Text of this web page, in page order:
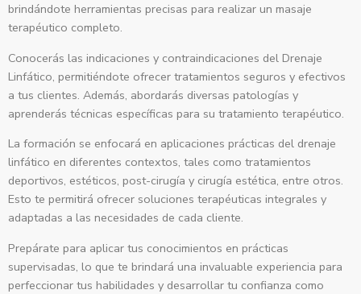
brindándote herramientas precisas para realizar un masaje
terapéutico completo.
Conocerás las indicaciones y contraindicaciones del Drenaje
Linfático, permitiéndote ofrecer tratamientos seguros y efectivos
a tus clientes. Además, abordarás diversas patologías y
aprenderás técnicas específicas para su tratamiento terapéutico.
La formación se enfocará en aplicaciones prácticas del drenaje
linfático en diferentes contextos, tales como tratamientos
deportivos, estéticos, post-cirugía y cirugía estética, entre otros.
Esto te permitirá ofrecer soluciones terapéuticas integrales y
adaptadas a las necesidades de cada cliente.
Prepárate para aplicar tus conocimientos en prácticas
supervisadas, lo que te brindará una invaluable experiencia para
perfeccionar tus habilidades y desarrollar tu confianza como